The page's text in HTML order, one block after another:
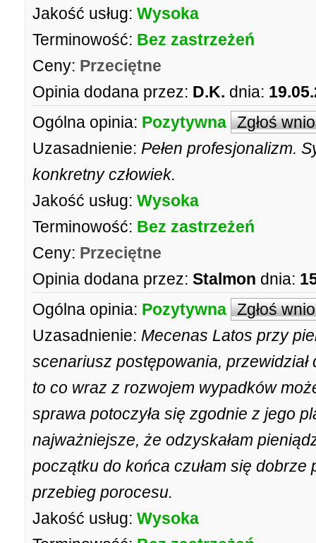
Jakość usług: Wysoka
Terminowość: Bez zastrzeżeń
Ceny: Przeciętne
Opinia dodana przez: D.K. dnia:
Ogólna opinia: Pozytywna Zgłoś
Uzasadnienie: Pełen profesjonalizm.
konkretny człowiek.
Jakość usług: Wysoka
Terminowość: Bez zastrzeżeń
Ceny: Przeciętne
Opinia dodana przez: Stalmon dnia:
Ogólna opinia: Pozytywna Zgłoś
Uzasadnienie: Mecenas Latos przy
scenariusz postępowania,
to co wraz z rozwojem wypadków
sprawa potoczyła się zgodnie z jego
najważniejsze, że odzyskałam
początku do końca czułam się
przebieg porocesu.
Jakość usług: Wysoka